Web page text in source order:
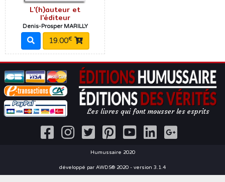
L'(h)auteur et
l'éditeur
Denis-Prosper MARILLY
19.00€
Les livres qui font mousser les esprits
Humussaire 2020
développé par AWDS® 2020 - version 3.1.4